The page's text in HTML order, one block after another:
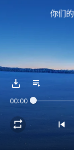
你们
2
难
00:00